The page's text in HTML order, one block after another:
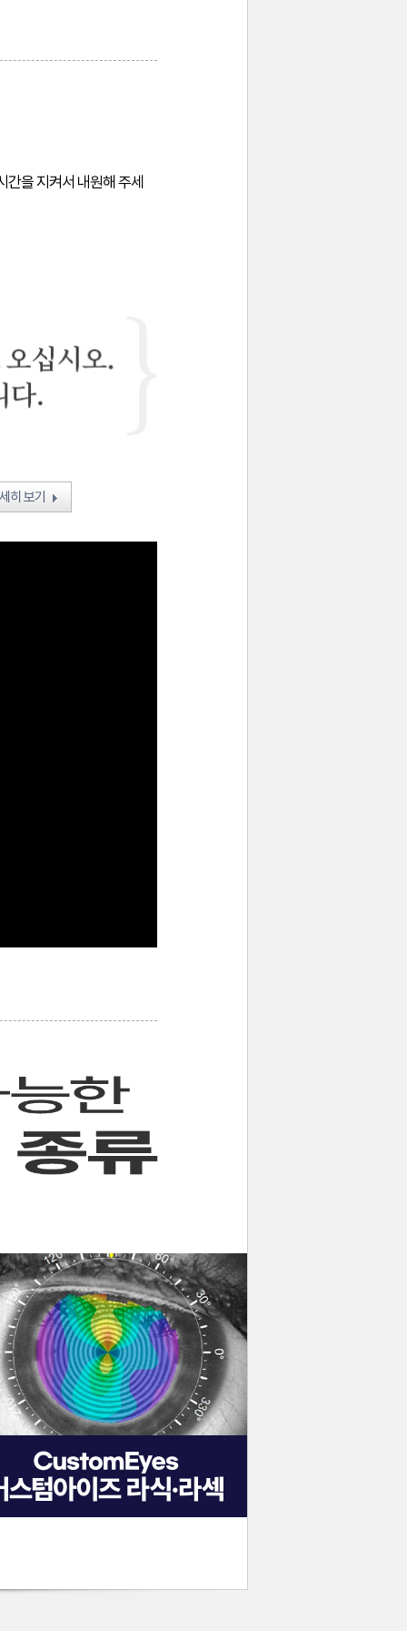
을 지켜서 내원해 주세
히 보기